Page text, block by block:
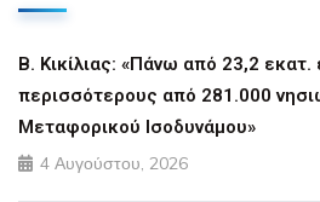
Β. Κικίλιας: «Πάνω από 23,2
περισσότερους από 281.000
Μεταφορικού Ισοδυνάμου»
4 Αυγούστου, 2026